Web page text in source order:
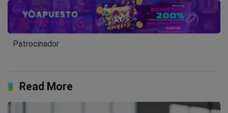
Patrocinador
Read More